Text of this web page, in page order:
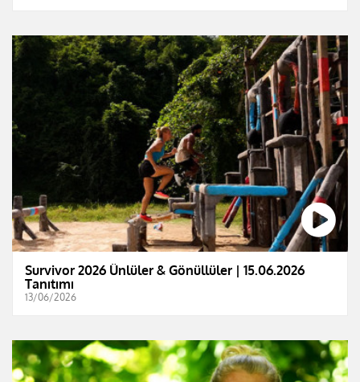
Survivor 2026 Ünlüler & Gönüllüler | 15.06.2026
Tanıtımı
13/06/2026